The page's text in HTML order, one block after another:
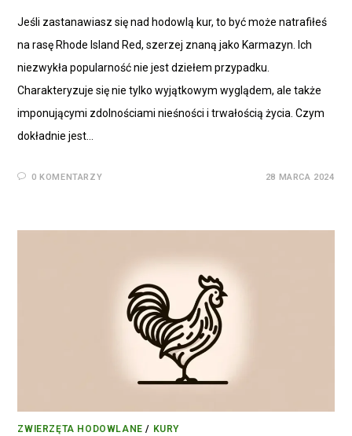
Jeśli zastanawiasz się nad hodowlą kur, to być może natrafiłeś
na rasę Rhode Island Red, szerzej znaną jako Karmazyn. Ich
niezwykła popularność nie jest dziełem przypadku.
Charakteryzuje się nie tylko wyjątkowym wyglądem, ale także
imponującymi zdolnościami nieśności i trwałością życia. Czym
dokładnie jest…
0 KOMENTARZY 28 MARCA 2024
ZWIERZĘTA HODOWLANE / KURY